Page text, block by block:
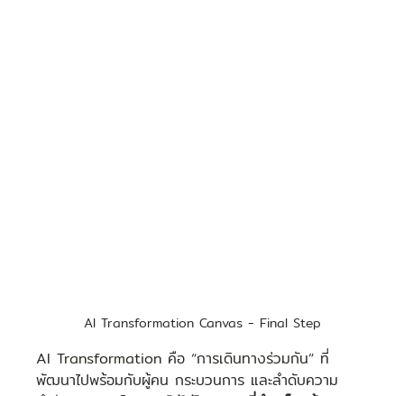
AI Transformation Canvas - Final Step
AI Transformation คือ “การเดินทางร่วมกัน” ที่
พัฒนาไปพร้อมกับผู้คน กระบวนการ และลำดับความ